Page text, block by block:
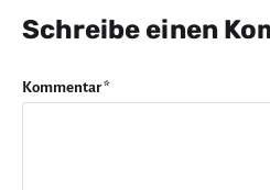
Schreibe einen
Kommentar*